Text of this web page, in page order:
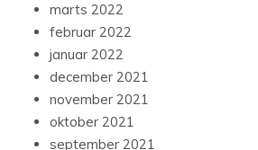
marts 2022
februar 2022
januar 2022
december 2021
november 2021
oktober 2021
september 2021